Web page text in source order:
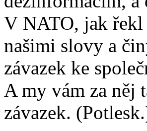
V NATO, jak řekl
našimi slovy a
závazek ke
A my vám za něj
závazek.